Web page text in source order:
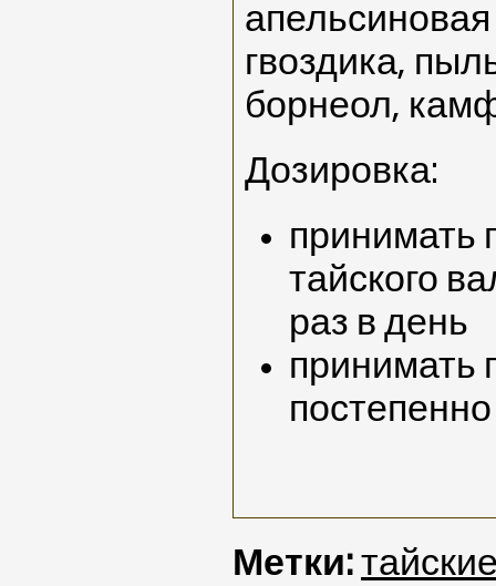
гвоздика,
борнеол,
Дозировка:
принимать
тайского
раз в день
принимать
Метки: